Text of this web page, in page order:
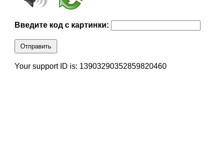
Введите код с картинки:
Отправить
Your support ID is: 13903290352859820460